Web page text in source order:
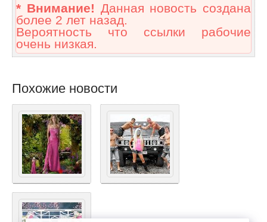
* Внимание! Данная новость создана
более 2 лет назад.
Вероятность что ссылки рабочие
очень низкая.
Похожие новости